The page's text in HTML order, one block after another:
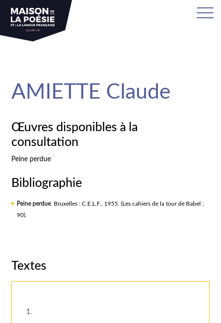
AMIETTE Claude
Œuvres disponibles à la
consultation
Peine perdue
Bibliographie
Peine perdue. Bruxelles : C.E.L.F., 1955. (Les cahiers de la tour de Babel ;
90).
Textes
1.